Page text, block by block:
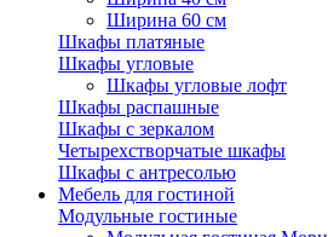
Ширина 60 см
Шкафы платяные
Шкафы угловые
Шкафы угловые лофт
Шкафы распашные
Шкафы с зеркалом
Четырехстворчатые шкафы
Шкафы с антресолью
Мебель для гостиной
Модульные гостиные